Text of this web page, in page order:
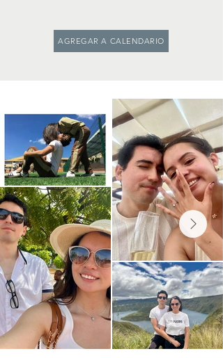
AGREGAR A CALENDARIO